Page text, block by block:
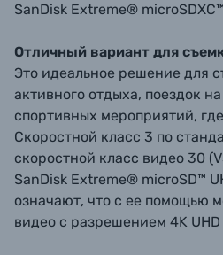
SanDisk Extreme®
Отличный вариант для
Это идеальное решение для
активного отдыха, поездок
спортивных мероприятий,
Скоростной класс 3 по
скоростной класс видео 30
SanDisk Extreme® microSD™
означают, что с ее помощью
видео с разрешением 4K UHD